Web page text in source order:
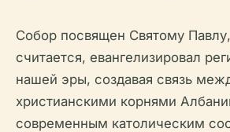
Собор посвящен Святому
считается, евангелизировал
нашей эры, создавая связь
христианскими корнями
современным католическим